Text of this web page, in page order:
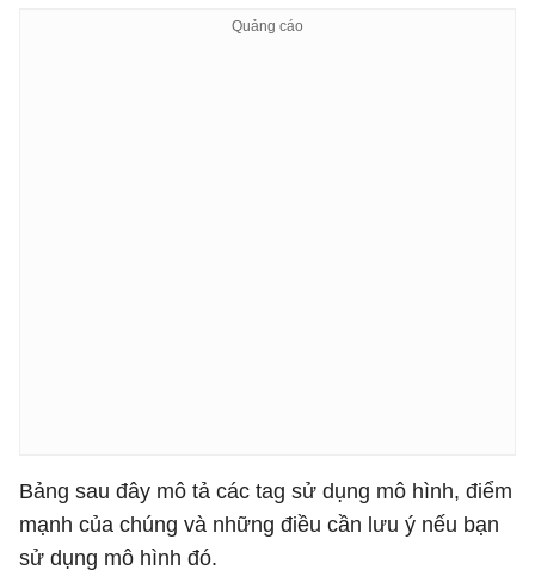
Bảng sau đây mô tả các tag sử dụng mô hình, điểm
mạnh của chúng và những điều cần lưu ý nếu bạn
sử dụng mô hình đó.